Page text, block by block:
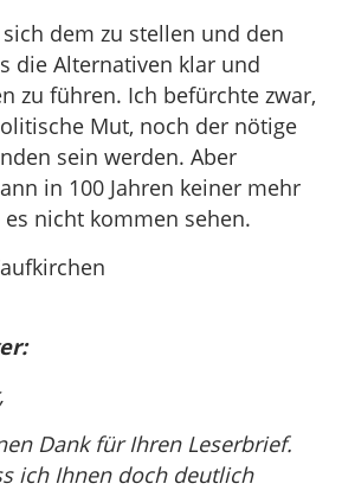
dem zu stellen und den
die Alternativen klar und
zu führen. Ich befürchte zwar,
Mut, noch der nötige
sein werden. Aber
in 100 Jahren keiner mehr
nicht kommen sehen.
Dank für Ihren Leserbrief.
ich Ihnen doch deutlich